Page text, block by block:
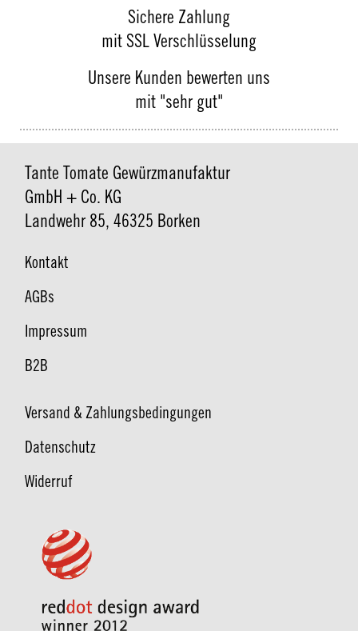
Sichere Zahlung
mit SSL Verschlüsselung
Unsere Kunden bewerten uns
mit "sehr gut"
Tante Tomate Gewürzmanufaktur
GmbH + Co. KG
Landwehr 85, 46325 Borken
Kontakt
AGBs
Impressum
B2B
Versand & Zahlungsbedingungen
Datenschutz
Widerruf